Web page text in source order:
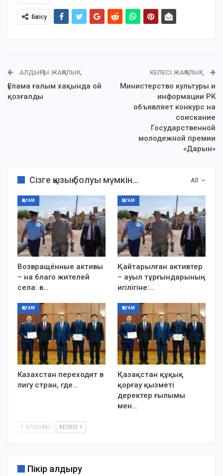
Бөлісу
АЛДЫҢҒЫ ЖАҢАЛЫҚ
Ғұлама ғалым хақында ой
қозғалды
КЕЛЕСІ ЖАҢАЛЫҚ
Министерство культуры и
информации РК
объявляет конкурс на
соискание
Государственной
молодежной премии
«Дарын»
All
Сізге қызық болуы мүмкін...
ҚОҒАМ
Возвращённые активы
– на благо жителей
села: в…
ҚОҒАМ
Қайтарылған активтер
– ауыл тұрғындарының
игілігіне:…
ҚОҒАМ
Казахстан переходит в
лигу стран, где…
ҚОҒАМ
Қазақстан құқық
қорғау қызметі
деректер ғылымы
мен…
АЛДЫҢҒЫ КЕЛЕСІ
Пікір қалдыру